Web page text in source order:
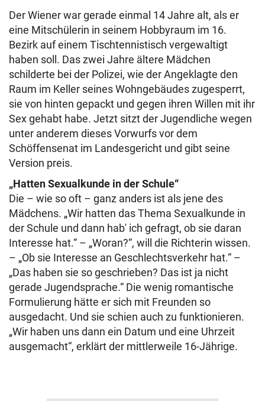
Der Wiener war gerade einmal 14 Jahre alt, als er
eine Mitschülerin in seinem Hobbyraum im 16.
Bezirk auf einem Tischtennistisch vergewaltigt
haben soll. Das zwei Jahre ältere Mädchen
schilderte bei der Polizei, wie der Angeklagte den
Raum im Keller seines Wohngebäudes zugesperrt,
sie von hinten gepackt und gegen ihren Willen mit ihr
Sex gehabt habe. Jetzt sitzt der Jugendliche wegen
unter anderem dieses Vorwurfs vor dem
Schöffensenat im Landesgericht und gibt seine
Version preis.
„Hatten Sexualkunde in der Schule“
Die – wie so oft – ganz anders ist als jene des
Mädchens. „Wir hatten das Thema Sexualkunde in
der Schule und dann hab' ich gefragt, ob sie daran
Interesse hat.“ – „Woran?“, will die Richterin wissen.
– „Ob sie Interesse an Geschlechtsverkehr hat.“ –
„Das haben sie so geschrieben? Das ist ja nicht
gerade Jugendsprache.“ Die wenig romantische
Formulierung hätte er sich mit Freunden so
ausgedacht. Und sie schien auch zu funktionieren.
„Wir haben uns dann ein Datum und eine Uhrzeit
ausgemacht“, erklärt der mittlerweile 16-Jährige.